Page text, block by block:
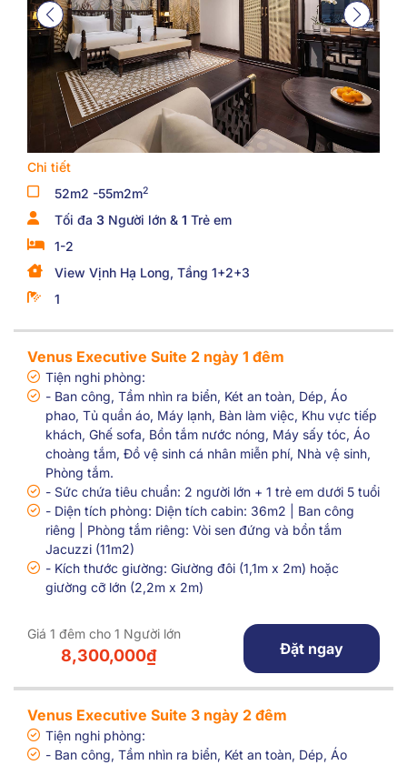
Chi tiết
52m2 -55m2m2
Tối đa 3 Người lớn & 1 Trẻ em
1-2
View Vịnh Hạ Long, Tầng 1+2+3
1
Venus Executive Suite 2 ngày 1 đêm
Tiện nghi phòng:
- Ban công, Tầm nhìn ra biển, Két an toàn, Dép, Áo
phao, Tủ quần áo, Máy lạnh, Bàn làm việc, Khu vực tiếp
khách, Ghế sofa, Bồn tắm nước nóng, Máy sấy tóc, Áo
choàng tắm, Đồ vệ sinh cá nhân miễn phí, Nhà vệ sinh,
Phòng tắm.
- Sức chứa tiêu chuẩn: 2 người lớn + 1 trẻ em dưới 5 tuổi
- Diện tích phòng: Diện tích cabin: 36m2 | Ban công
riêng | Phòng tắm riêng: Vòi sen đứng và bồn tắm
Jacuzzi (11m2)
- Kích thước giường: Giường đôi (1,1m x 2m) hoặc
giường cỡ lớn (2,2m x 2m)
8,300,000₫
Giá 1 đêm cho 1 Người lớn
Đặt ngay
Venus Executive Suite 3 ngày 2 đêm
Tiện nghi phòng:
- Ban công, Tầm nhìn ra biển, Két an toàn, Dép, Áo